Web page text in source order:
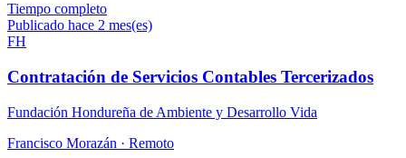
Tiempo completo
Publicado hace 2 mes(es)
FH
Contratación de Servicios Contables Tercerizados
Fundación Hondureña de Ambiente y Desarrollo Vida
Francisco Morazán · Remoto